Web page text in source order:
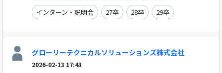
インターン・説明会 27卒 28卒 29卒
グローリーテクニカルソリューションズ株式会社
2026-02-13 17:43